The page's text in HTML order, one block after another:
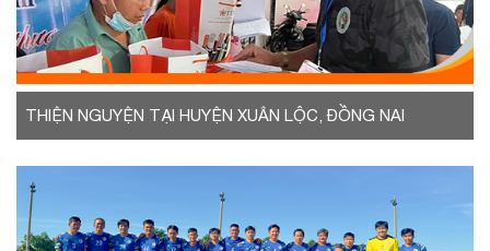
THIỆN NGUYỆN TẠI HUYỆN XUÂN LỘC, ĐỒNG NAI